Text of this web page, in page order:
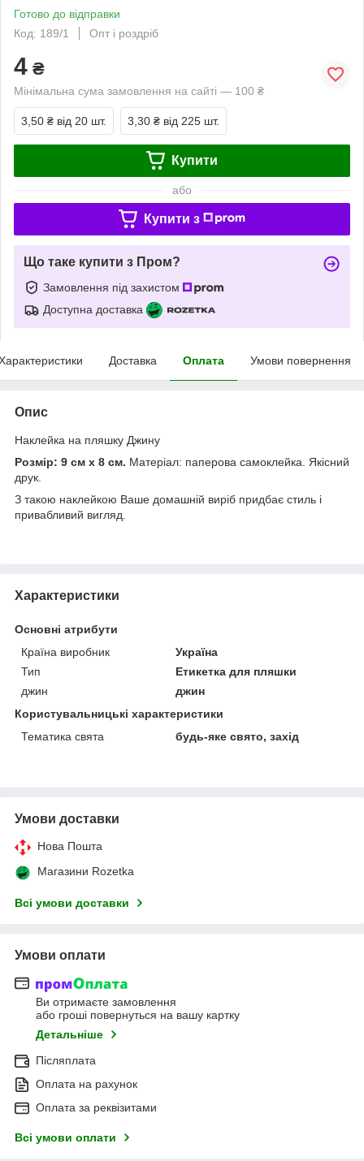
Готово до відправки
Код: 189/1
Опт і роздріб
4 ₴
Мінімальна сума замовлення на сайті — 100 ₴
3,50 ₴ від 20 шт. 3,30 ₴ від 225 шт.
Купити
або
Купити з
Що таке купити з Пром?
Замовлення під захистом
Доступна доставка
Доставка Оплата Умови повернення
Опис
Наклейка на пляшку Джину
Розмір: 9 см х 8 см. Матеріал: паперова самоклейка. Якісний
друк.
З такою наклейкою Ваше домашній виріб придбає стиль і
привабливий вигляд.
Характеристики
Основні атрибути
Країна виробник
Україна
Тип
Етикетка для пляшки
джин
джин
Користувальницькі характеристики
Тематика свята
будь-яке свято, захід
Умови доставки
Нова Пошта
Магазини Rozetka
Всі умови доставки
Умови оплати
Ви отримаєте замовлення
або гроші повернуться на вашу картку
Детальніше
Післяплата
Оплата на рахунок
Оплата за реквізитами
Всі умови оплати